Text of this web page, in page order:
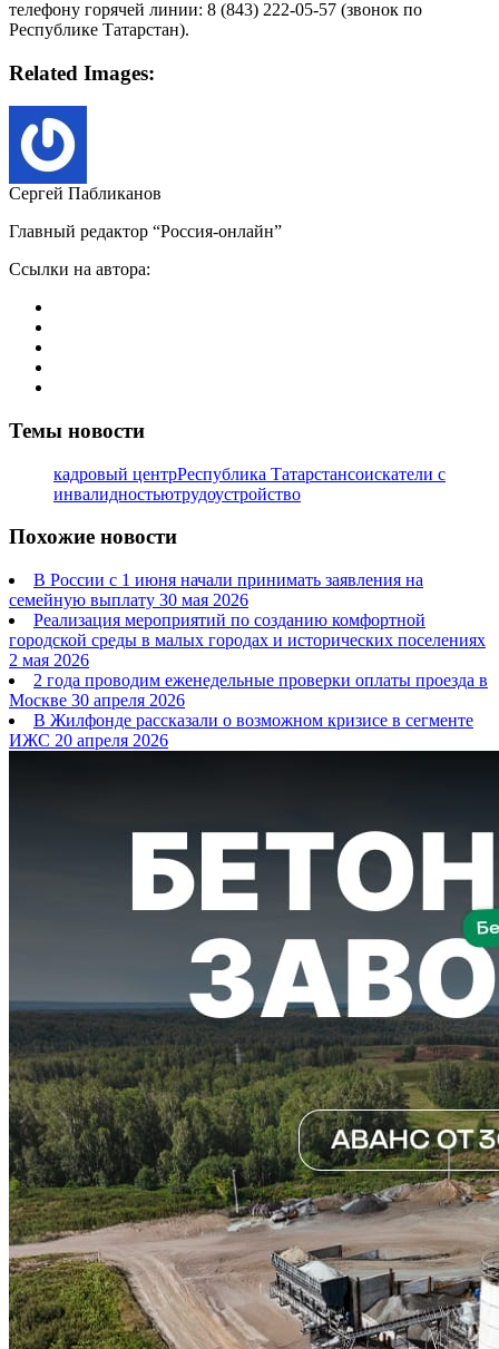
телефону горячей линии: 8 (843) 222-05-57 (звонок по
Республике Татарстан).
Related Images:
Сергей Пабликанов
Главный редактор “Россия-онлайн”
Ссылки на автора:
Темы новости
кадровый центрРеспублика Татарстансоискатели с
инвалидностьютрудоустройство
Похожие новости
В России с 1 июня начали принимать заявления на
семейную выплату 30 мая 2026
Реализация мероприятий по созданию комфортной
городской среды в малых городах и исторических поселениях
2 мая 2026
2 года проводим еженедельные проверки оплаты проезда в
Москве 30 апреля 2026
В Жилфонде рассказали о возможном кризисе в сегменте
ИЖС 20 апреля 2026